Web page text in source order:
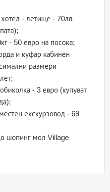
- летище - 70лв
- 50 евро на посока;
и куфар кабинен
размери
- 3 евро (купуват
екскурзовод - 69
шопинг мол Village